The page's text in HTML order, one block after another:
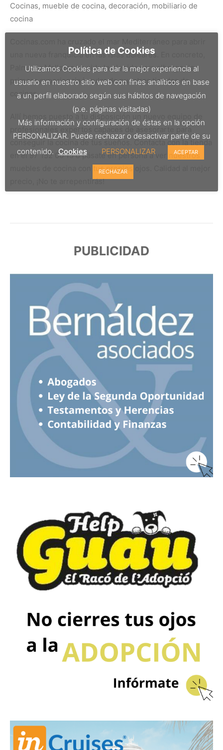
Cocinas, mueble de cocina, decoración, mobiliario de
cocina
una nueva franquicia en las Islas Baleares. En concreto,
Palma de Mallorca ha sido la elegida para albergar la
primera experiencia insular de nuestras tiendas de
cocinas.
Allí hemos puesto a tu disposición un nuevo equipo de
profesionales expertos capaces de asesorarte para
conseguir la cocina de tus sueños. Contacta con la tienda
en el 97 152 00 15 o pásate en persona a ver nuestros
muebles de cocina con tus propios ojos. Calidad al mejor
precio, ¡No te arrepentirás!
PUBLICIDAD
Política de Cookies
Utilizamos Cookies para dar la mejor experiencia al
usuario en nuestro sitio web con fines analíticos en base
a un perfil elaborado según sus hábitos de navegación
(p.e. páginas visitadas)
Más información y configuración de éstas en la opción
PERSONALIZAR. Puede rechazar o desactivar parte de su
contenido. Cookies PERSONALIZAR ACEPTAR
RECHAZAR